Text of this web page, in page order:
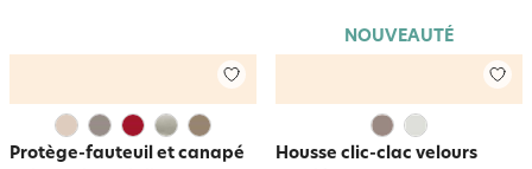
sont amovibles et
Protège-fauteuil et canapé
NOUVEAUTÉ
Housse clic-clac velours